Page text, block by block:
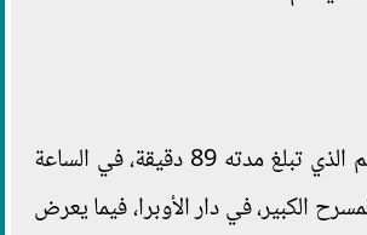
يبدأ عرض الفيلم الذي تبلغ مدته 89 دقيقة، في الساعة
بالمسرح الكبير، في دار الأوبرا، فيما يعرض